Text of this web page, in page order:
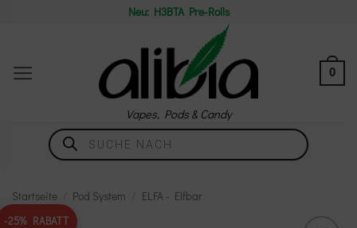
Neu: H3BTA Pre-Rolls
Vapes, Pods & Candy
0
Products
search
Startseite Pod System ELFA - Elfbar
-25% RABATT